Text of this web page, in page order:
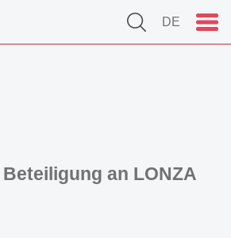
DE
an LONZA